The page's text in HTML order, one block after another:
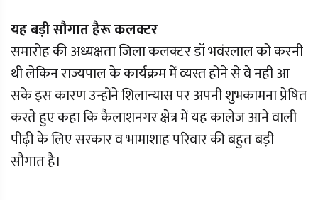
यह बड़ी सौगात हैरू कलक्टर
समारोह की अध्यक्षता जिला कलक्टर डॉ भवंरलाल को करनी
थी लेकिन राज्यपाल के कार्यक्रम में व्यस्त होने से वे नही आ
सके इस कारण उन्होंने शिलान्यास पर अपनी शुभकामना प्रेषित
करते हुए कहा कि कैलाशनगर क्षेत्र में यह कालेज आने वाली
पीढ़ी के लिए सरकार व भामाशाह परिवार की बहुत बड़ी
सौगात है।